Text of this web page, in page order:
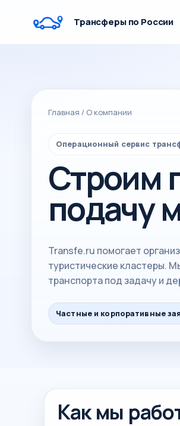
Трансферы по России
Главная / О компании
Операционный сервис
Строим
подачу
Transfe.ru помогает
туристические кластеры.
транспорта под задачу и
Частные и корпоративные
Как мы